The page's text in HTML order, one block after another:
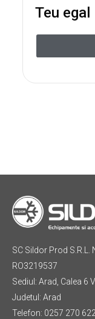
Teu egal
SC Sildor Prod
RO3219537
Sediul: Arad, Calea 6
Judetul: Arad
Telefon: 0257 270 622